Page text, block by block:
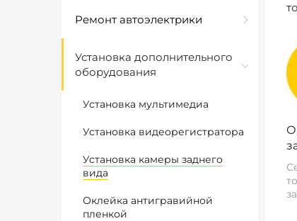
Ремонт автоэлектрики
Установка дополнительного
оборудования
Установка мультимедиа
Установка видеорегистратора
Установка камеры заднего
вида
Оклейка антигравийной
пленкой